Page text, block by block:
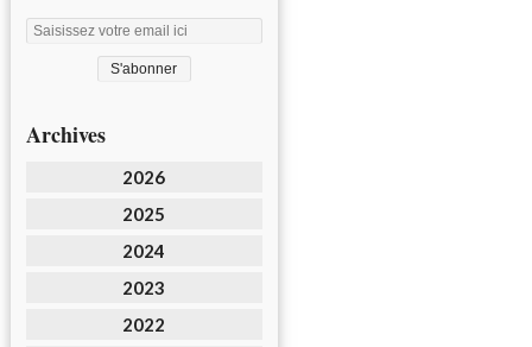
Archives
2026
2025
2024
2023
2022